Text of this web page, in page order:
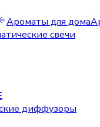
Ароматы для дома
свечи
диффузоры